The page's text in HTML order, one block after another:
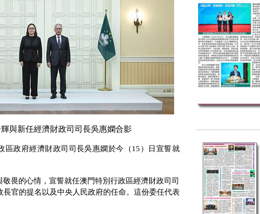
與新任經濟財政司司長吳惠嫻合影
區政府經濟財政司司長吳惠嫻於今（15 ）日宣誓就
畏的心情，宣誓就任澳門特別行政區經濟財政司司
官的提名以及中央人民政府的任命。這份委任代表